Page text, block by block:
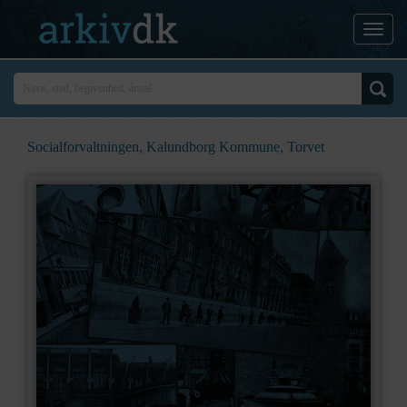
Socialforvaltningen, Kalundborg Kommune, Torvet